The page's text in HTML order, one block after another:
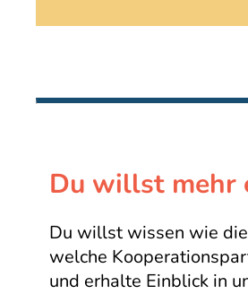
Du willst mehr
Du willst wissen wie
welche
und erhalte Einblick in